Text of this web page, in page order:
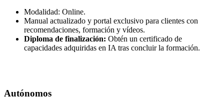
Modalidad: Online.
Manual actualizado y portal exclusivo para clientes con
recomendaciones, formación y vídeos.
Diploma de finalización: Obtén un certificado de
capacidades adquiridas en IA tras concluir la formación.
Autónomos